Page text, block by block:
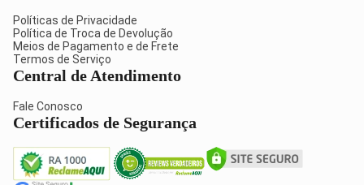
Políticas de Privacidade
Política de Troca de Devolução
Meios de Pagamento e de Frete
Termos de Serviço
Central de Atendimento
Fale Conosco
Certificados de Segurança